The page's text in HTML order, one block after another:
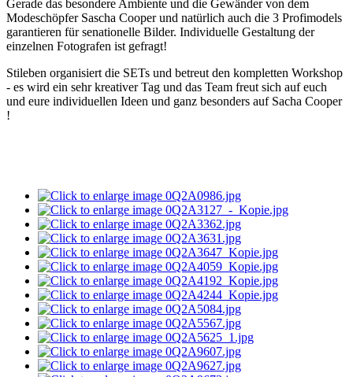
Gerade das besondere Ambiente und die Gewänder von dem
Modeschöpfer Sascha Cooper und natürlich auch die 3 Profimodels
garantieren für senationelle Bilder. Individuelle Gestaltung der
einzelnen Fotografen ist gefragt!
Stileben organisiert die SETs und betreut den kompletten Workshop
- es wird ein sehr kreativer Tag und das Team freut sich auf euch
und eure individuellen Ideen und ganz besonders auf Sacha Cooper
!